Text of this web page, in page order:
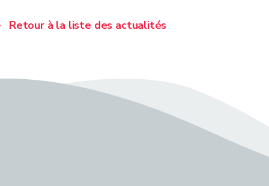
Retour à la liste des actualités